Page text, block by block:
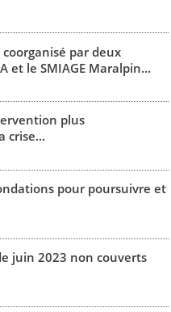
par deux
et le SMIAGE Maralpin...
plus
crise...
pour poursuivre et
juin 2023 non couverts